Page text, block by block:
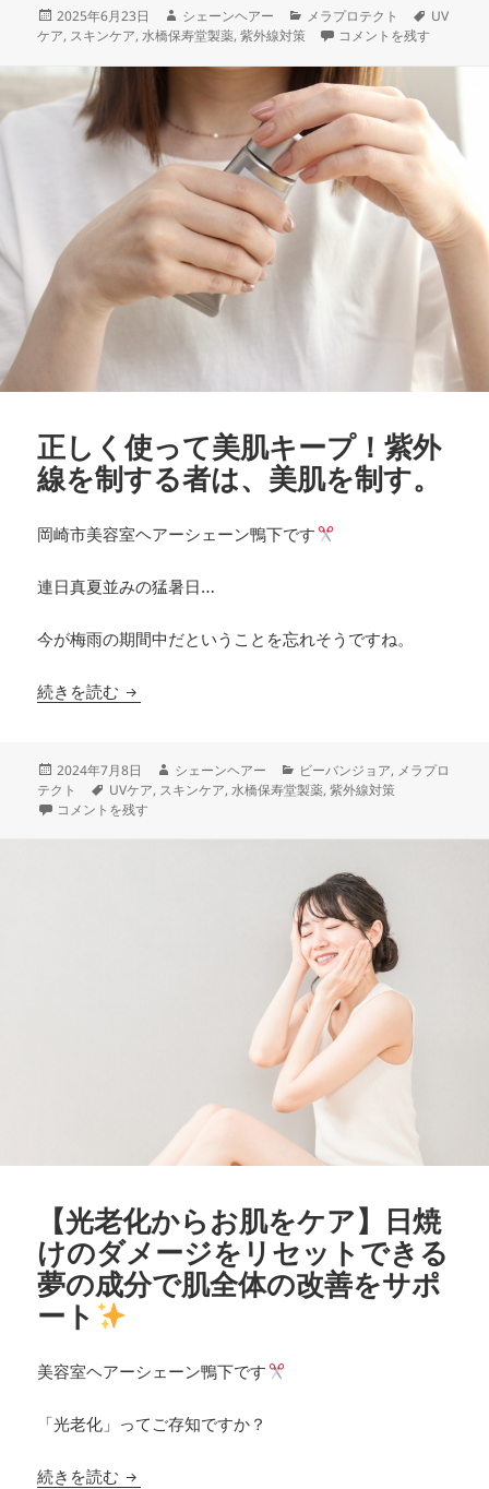
投
稿
2025年6月23日
作
成
シェーンヘアー
カ
ー
メラプロテクト
タ
UV
ケア, スキンケア,水橋保寿堂製薬,紫外線対策 【40代からの本気肌質
コメントを残す
正しく使って美肌キープ！紫外
線を制する者は、美肌を制す。
岡崎市美容室ヘアーシェーン鴨下です
連日真夏並みの猛暑日…
今が梅雨の期間中だということを忘れそうですね。
続きを読む 正しく使って美肌キープ！紫外線を制する者は
投
稿
日:
2024年7月8日
作
成
シェーンヘアー
カ
テ
ビーバンジョア, メラプロ
テクト
タ
グ
UVケア, スキンケア,水橋保寿堂製薬,紫外線対策
正しく使って美肌キープ！紫外線を制する者は、美肌を制す。 に
コメントを残す
【光老化からお肌をケア】日焼
けのダメージをリセットできる
夢の成分で肌全体の改善をサポ
ート
美容室ヘアーシェーン鴨下です
「光老化」ってご存知ですか？
続きを読む 【光老化からお肌をケア】日焼けのダメージを